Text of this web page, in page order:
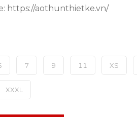
https://aothunthietke.vn/
7 9 11 XS
XXXL